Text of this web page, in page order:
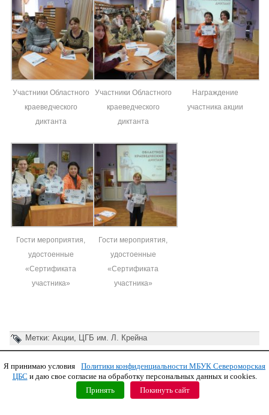
Участники Областного
краеведческого
диктанта
Участники Областного
краеведческого
диктанта
Награждение
участника акции
Гости мероприятия,
удостоенные
«Сертификата
участника»
Гости мероприятия,
удостоенные
«Сертификата
участника»
Метки: Акции, ЦГБ им. Л. Крейна
Copyright © 2011 МБУК СЦБС
Я принимаю условия
Политики конфиденциальности МБУК Североморская
ЦБС и даю свое согласие на обработку персональных данных и cookies.
Принять
Покинуть сайт